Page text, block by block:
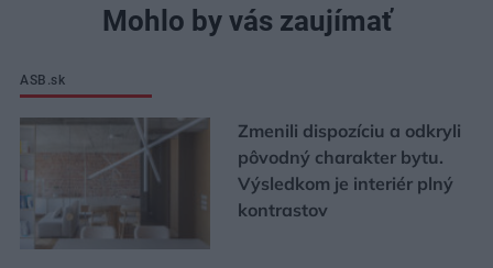
Mohlo by vás zaujímať
ASB.sk
Zmenili dispozíciu a odkryli
pôvodný charakter bytu.
Výsledkom je interiér plný
kontrastov